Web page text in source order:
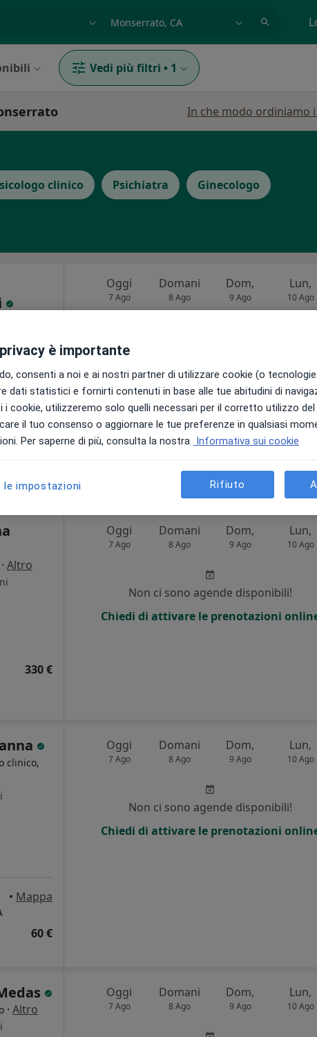
Vedi più filtri • 1
In che modo ordiniamo
clinico Psichiatra Ginecologo
Oggi
7 Ago
Domani
8 Ago
Dom,
9 Ago
Lun,
10 Ago
Non ci sono agende disponibili!
Chiedi di attivare le prenotazioni online
· Altro
330 €
Oggi
7 Ago
Domani
8 Ago
Dom,
9 Ago
Lun,
10 Ago
Non ci sono agende disponibili!
Chiedi di attivare le prenotazioni
clinico,
• Mappa
60 €
Oggi
7 Ago
Domani
8 Ago
Dom,
9 Ago
Lun,
10 Ago
Non ci sono agende disponibili!
Chiedi di attivare le prenotazioni
· Altro
Oggi
7 Ago
Domani
8 Ago
Dom,
9 Ago
Lun,
10 Ago
è importante
consenti a noi e ai nostri partner di utilizzare cookie (o
dati statistici e fornirti contenuti in base alle tue abitudini di
cookie, utilizzeremo solo quelli necessari per il corretto utilizzo
il tuo consenso o aggiornare le tue preferenze in qualsiasi
Per saperne di più, consulta la nostra Informativa sui cookie
le impostazioni Rifiuto